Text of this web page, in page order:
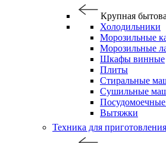
Крупная
Холодильники
Морозильные
Морозильные
Шкафы винные
Плиты
Стиральные
Сушильные
Вытяжки
Техника для